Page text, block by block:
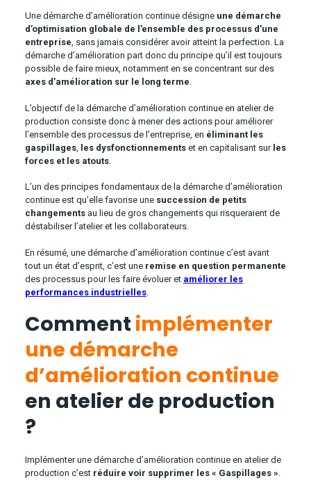
Une démarche d’amélioration continue désigneune démarche
d’optimisation globale de l’ensemble des processus d’une
entreprise , sans jamais considérer avoir atteint la perfection. La
démarche d’amélioration part donc du principe qu’il est toujours
possible de faire mieux, notamment en se concentrant sur des
axes d’amélioration sur le long terme
L’objectif de la démarche d’amélioration continue en atelier de
production consiste donc à mener des actions pour améliorer
l’ensemble des processus de l’entreprise, en éliminant les
gaspillages, les dysfonctionnementset en capitalisant sur les
forces et les atouts.
L’un des principes fondamentaux de la démarche d’amélioration
continue est qu’elle favorise une succession de petits
changements au lieu de gros changements qui risqueraient de
déstabiliser l’atelier et les collaborateurs.
En résumé, une démarche d’amélioration continue c’est avant
tout un état d’esprit, c’est uneremise en question permanente
des processus pour les faire évoluer et améliorer les
performances industrielles.
Comment implémenter
une démarche
d’amélioration continue
en atelier de production
?
Implémenter une démarche d’amélioration continue en atelier de
production c’est réduire voir supprimer les « Gaspillages ».